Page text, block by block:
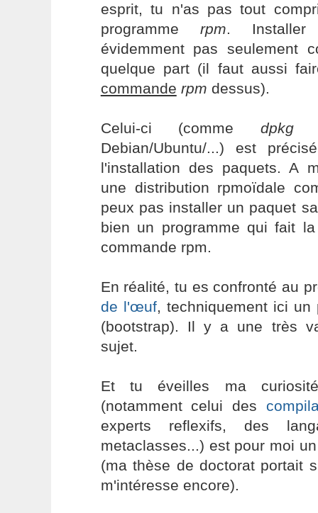
esprit, tu n'as pas tout
programme rpm.
évidemment pas seulement
quelque part (il faut aussi
commande rpm dessus).
Celui-ci (comme dpkg
Debian/Ubuntu/...) est
l'installation des paquets. A
une distribution rpmoïdale
peux pas installer un paquet
bien un programme qui fait
commande rpm.
En réalité, tu es confronté au
de l'œuf, techniquement ici un
(bootstrap). Il y a une très
sujet.
Et tu éveilles ma
(notamment celui des
experts reflexifs, des
metaclasses...) est pour moi
(ma thèse de doctorat portait
m'intéresse encore).